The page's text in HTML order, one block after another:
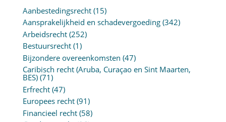
Aanbestedingsrecht(15)
Aansprakelijkheid en schadevergoeding(342)
Arbeidsrecht(252)
Bestuursrecht(1)
Bijzondere overeenkomsten (47)
Caribisch recht (Aruba, Curaçao en Sint Maarten,
BES)(71)
Erfrecht(47)
Europees recht(91)
Financieel recht(58)